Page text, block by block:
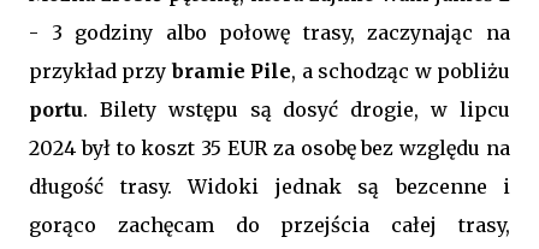
- 3 godziny albo połowę trasy, zaczynając na
przykład przybramie Pile, a schodząc w pobliżu
portu. Bilety wstępu są dosyć drogie, w lipcu
2024 był to koszt 35 EUR za osobę bez względu na
długość trasy. Widoki jednak są bezcenne i
gorąco zachęcam do przejścia całej trasy,